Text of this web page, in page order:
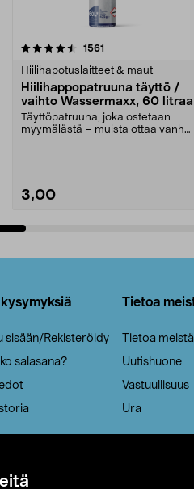
1561
Hiilihapotuslaitteet & maut
Hiilihappopatruuna täyttö /
vaihto Wassermaxx, 60 litraa
Täyttöpatruuna, joka ostetaan
myymälästä – muista ottaa vanha
3,00
4.5viidestä
sisään/Rekisteröidy
salasana?
Tietoa
Tietoa meistä
Uutishuone
Vastuullisuus
Ura